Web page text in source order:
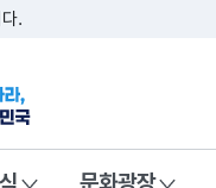
.
인인 나라,